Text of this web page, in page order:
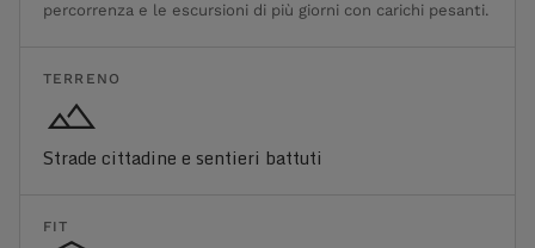
percorrenza e le escursioni di più giorni con carichi pesanti.
TERRENO
Strade cittadine e sentieri battuti
FIT